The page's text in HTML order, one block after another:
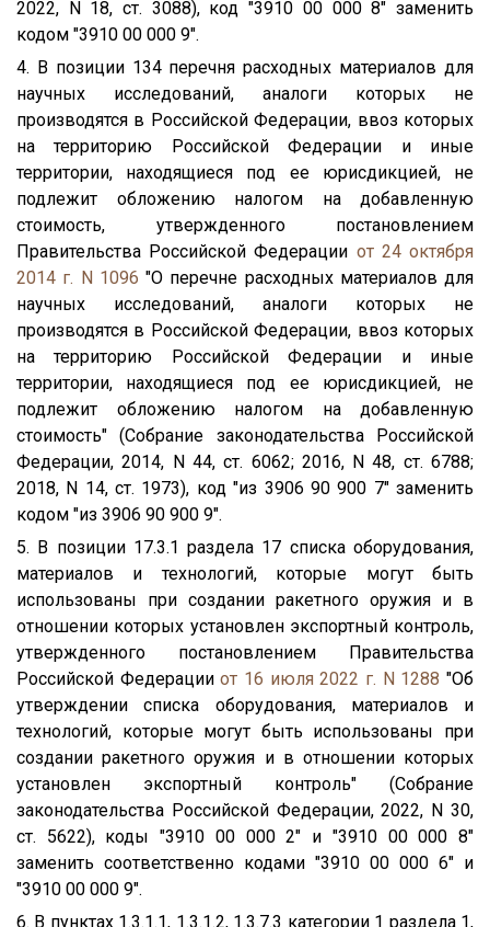
2022, N 18, ст. 3088), код "3910 00 000 8" заменить
кодом "3910 00 000 9".
4. В позиции 134 перечня расходных материалов для
научных исследований, аналоги которых не
производятся в Российской Федерации, ввоз которых
на территорию Российской Федерации и иные
территории, находящиеся под ее юрисдикцией, не
подлежит обложению налогом на добавленную
стоимость, утвержденного постановлением
Правительства Российской Федерации от 24 октября
2014 г. N 1096 "О перечне расходных материалов для
научных исследований, аналоги которых не
производятся в Российской Федерации, ввоз которых
на территорию Российской Федерации и иные
территории, находящиеся под ее юрисдикцией, не
подлежит обложению налогом на добавленную
стоимость" (Собрание законодательства Российской
Федерации, 2014, N 44, ст. 6062; 2016, N 48, ст. 6788;
2018, N 14, ст. 1973), код "из 3906 90 900 7" заменить
кодом "из 3906 90 900 9".
5. В позиции 17.3.1 раздела 17 списка оборудования,
материалов и технологий, которые могут быть
использованы при создании ракетного оружия и в
отношении которых установлен экспортный контроль,
утвержденного постановлением Правительства
Российской Федерацииот 16 июля 2022 г. N 1288 "Об
утверждении списка оборудования, материалов и
технологий, которые могут быть использованы при
создании ракетного оружия и в отношении которых
установлен экспортный контроль" (Собрание
законодательства Российской Федерации, 2022, N 30,
ст. 5622), коды "3910 00 000 2" и "3910 00 000 8"
заменить соответственно кодами "3910 00 000 6" и
"3910 00 000 9".
6. В пунктах 1.3.1.1, 1.3.1.2, 1.3.7.3 категории 1 раздела 1,